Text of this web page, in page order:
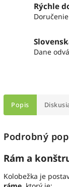
Rýchle
Dane
Popis
Podrobný
Rám a
Kolobežka je